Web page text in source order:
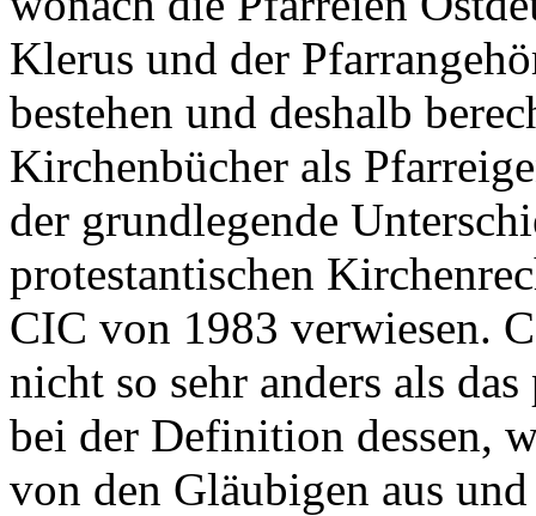
Klerus und der
bestehen und deshalb
Kirchenbücher als
der grundlegende
protestantischen
CIC von 1983 verwiesen.
nicht so sehr anders als
bei der Definition dessen,
von den Gläubigen aus